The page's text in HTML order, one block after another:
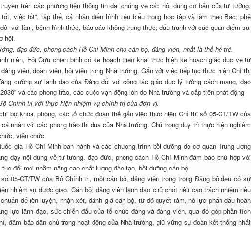
trên các phương tiện thông tin đại chúng về các nội dung cơ bản của tư tưởng,
việc tốt”, tập thể, cá nhân điển hình tiêu biểu trong học tập và làm theo Bác; phê
với làm, bệnh hình thức, báo cáo không trung thực; đấu tranh với các quan điểm sai
hội.
đạo đức, phong cách Hồ Chí Minh cho cán bộ, đảng viên, nhất là thế hệ trẻ.
niên, Hội Cựu chiến binh có kế hoạch triển khai thực hiện kế hoạch giáo dục về tư
viên, đoàn viên, hội viên trong Nhà trường. Gắn với việc tiếp tục thực hiện Chỉ thị
cường sự lãnh đạo của Đảng đối với công tác giáo dục lý tưởng cách mạng, đạo
và các phong trào, các cuộc vận động lớn do Nhà trường và cấp trên phát động
Chính trị với thực hiện nhiệm vụ chính trị của đơn vị.
bộ khoa, phòng, các tổ chức đoàn thể gắn việc thực hiện Chỉ thị số 05-CT/TW của
nhân với các phong trào thi đua của Nhà trường. Chú trọng duy trì thực hiện nghiêm
viên chức.
gia Hồ Chí Minh ban hành và các chương trình bồi dưỡng do cơ quan Trung ương
dạy nội dung về tư tưởng, đạo đức, phong cách Hồ Chí Minh đảm bảo phù hợp với
đổi mới nhằm nâng cao chất lượng đào tạo, bồi dưỡng cán bộ.
CT/TW của Bộ Chính trị, mỗi cán bộ, đảng viên trong trong Đảng bộ đều có sự
nhiệm vụ được giao. Cán bộ, đảng viên lãnh đạo chủ chốt nêu cao trách nhiệm nêu
để rèn luyện, nhận xét, đánh giá cán bộ, từ đó quyết tâm, nỗ lực phấn đấu hoàn
lực lãnh đạo, sức chiến đấu của tổ chức đảng và đảng viên, qua đó góp phần tích
đảm bảo dân chủ trong hoạt động của Nhà trường, giữ vững sự đoàn kết thống nhất